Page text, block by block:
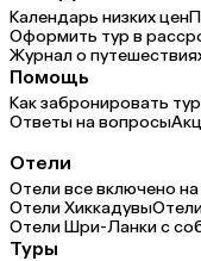
Календарь низких цен
Оформить тур в
Журнал о
Помощь
Как забронировать
Ответы на вопросы
Отели
Отели все включено
Отели Хиккадувы
Отели Шри-Ланки с
Туры